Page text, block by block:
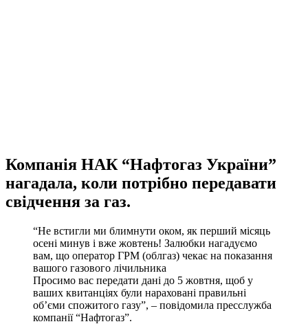
Компанія НАК “Нафтогаз України”
нагадала, коли потрібно передавати
свідчення за газ.
“Не встигли ми блимнути оком, як перший місяць
осені минув і вже жовтень! Залюбки нагадуємо
вам, що оператор ГРМ (облгаз) чекає на показання
вашого газового лічильника
Просимо вас передати дані до 5 жовтня, щоб у
ваших квитанціях були нараховані правильні
об’єми спожитого газу”, – повідомила пресслужба
компанії “Нафтогаз”.